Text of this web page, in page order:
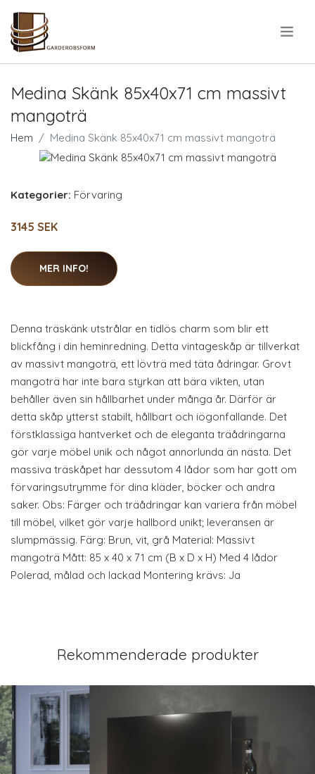
Medina Skänk 85x40x71 cm massivt
mangoträ
Hem Medina Skänk 85x40x71 cm massivt mangoträ
Kategorier: Förvaring
3145 SEK
MER INFO!
Denna träskänk utstrålar en tidlös charm som blir ett
blickfång i din heminredning. Detta vintageskåp är tillverkat
av massivt mangoträ, ett lövträ med täta ådringar. Grovt
mangoträ har inte bara styrkan att bära vikten, utan
behåller även sin hållbarhet under många år. Därför är
detta skåp ytterst stabilt, hållbart och iögonfallande. Det
förstklassiga hantverket och de eleganta träådringarna
gör varje möbel unik och något annorlunda än nästa. Det
massiva träskåpet har dessutom 4 lådor som har gott om
förvaringsutrymme för dina kläder, böcker och andra
saker. Obs: Färger och träådringar kan variera från möbel
till möbel, vilket gör varje hallbord unikt; leveransen är
slumpmässig. Färg: Brun, vit, grå Material: Massivt
mangoträ Mått: 85 x 40 x 71 cm (B x D x H) Med 4 lådor
Polerad, målad och lackad Montering krävs: Ja
Rekommenderade produkter